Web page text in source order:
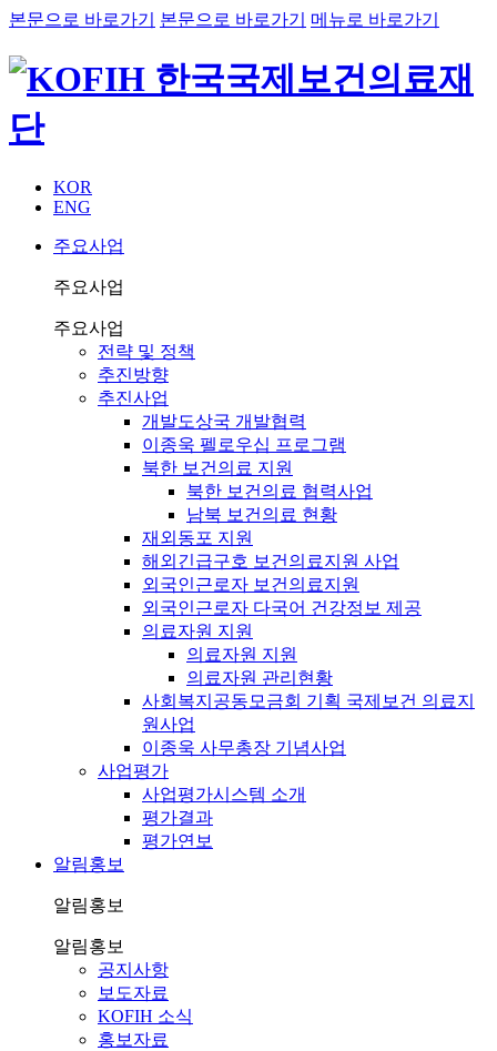
본문으로 바로가기 본문으로 바로가기 메뉴로 바로가기
KOR
ENG
주요사업
주요사업
주요사업
전략 및 정책
추진방향
추진사업
개발도상국 개발협력
이종욱 펠로우십 프로그램
북한 보건의료 지원
북한 보건의료 협력사업
남북 보건의료 현황
재외동포 지원
해외긴급구호 보건의료지원 사업
외국인근로자 보건의료지원
외국인근로자 다국어 건강정보 제공
의료자원 지원
의료자원 지원
의료자원 관리현황
사회복지공동모금회 기획 국제보건 의료지
원사업
이종욱 사무총장 기념사업
사업평가
사업평가시스템 소개
평가결과
평가연보
알림홍보
알림홍보
알림홍보
공지사항
보도자료
KOFIH 소식
홍보자료